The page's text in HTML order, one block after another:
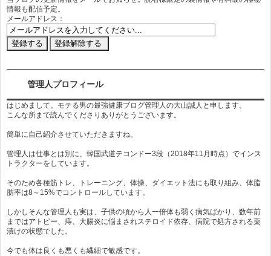
情報も配信予定。
メールアドレス：
管理人プロフィール
はじめまして。モテる男の最強健康ブログ管理人の大山誠人と申します。
こんな所まで読んでくださりありがとうございます。
簡単に自己紹介させていただきますね。
管理人は仕事とは別に、韓国武道テコンドー3段（2018年11月時点）でインス
トラクターをしています。
そのため各種筋トレ、トレーニング、体操、ダイエット法にも取り組み、体脂
肪率は8～15%でコントロールしています。
しかしそんな管理人も実は、子供の頃から人一倍体も弱く病気ばかり、数年前
まではアトピー、痔、大腸炎に悩まされステロイド依存、病院で処方される薬
漬けの状態でした。
今でも体は良くも悪くも繊細で敏感です。